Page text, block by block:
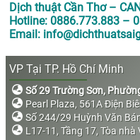
Dịch thuật Cần Thơ –
Hotline: 0886.773.883 –
Email:
VP Tại TP. Hồ Chí Minh
Số 29 Trường Sơn,
Pearl Plaza, 561A Điện
Số 244/29 Huỳnh Văn
L17-11, Tầng 17, Tòa nhà